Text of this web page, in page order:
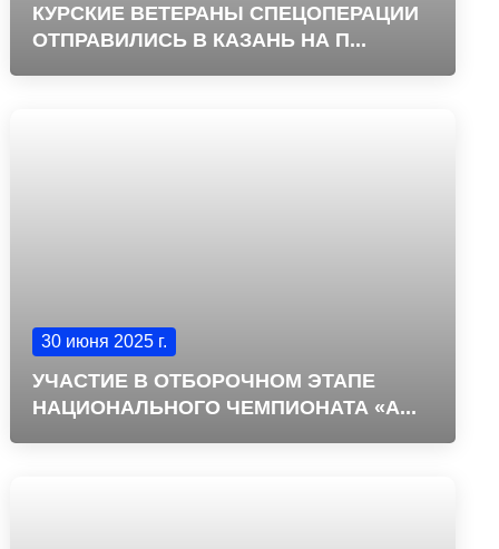
КУРСКИЕ ВЕТЕРАНЫ СПЕЦОПЕРАЦИИ
ОТПРАВИЛИСЬ В КАЗАНЬ НА П...
30 июня 2025 г.
УЧАСТИЕ В ОТБОРОЧНОМ ЭТАПЕ
НАЦИОНАЛЬНОГО ЧЕМПИОНАТА «А...